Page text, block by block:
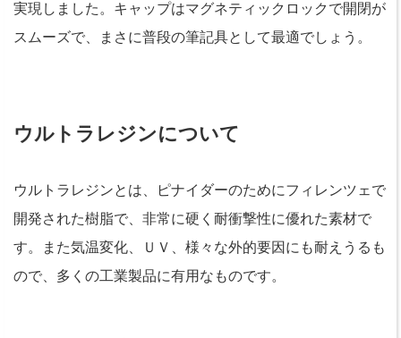
実現しました。キャップはマグネティックロックで開閉が
スムーズで、まさに普段の筆記具として最適でしょう。
ウルトラレジンについて
ウルトラレジンとは、ピナイダーのためにフィレンツェで
開発された樹脂で、非常に硬く耐衝撃性に優れた素材で
す。また気温変化、ＵＶ、様々な外的要因にも耐えうるも
ので、多くの工業製品に有用なものです。